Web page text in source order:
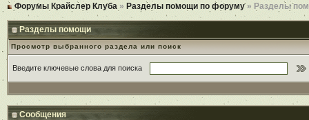
Форумы Крайслер Клуба » Разделы помощи по форуму» Разделы
Разделы помощи
Просмотр выбранного раздела или поиск
Введите ключевые слова для поиска
Сообщения